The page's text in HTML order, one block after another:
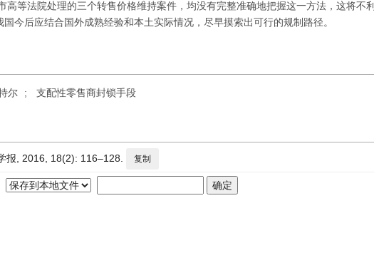
等法院处理的三个转售价格维持案件，均没有完整准确地把握这一方法，这将不利
今后应结合国外成熟经验和本土实际情况，尽早摸索出可行的规制路径。
尔 ; 支配性零售商封锁手段
报, 2016, 18(2): 116–128. 复制